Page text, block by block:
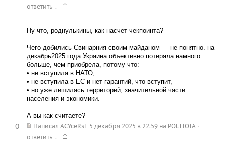
ответить .
Ну что, роднулькины, как насчет чекпоинта?
Чего добились Свинарния своим майданом — не понятно. на
декабрь2025 года Украина объективно потеряла намного
больше, чем приобрела, потому что:
• не вступила в НАТО,
• не вступила в ЕС и нет гарантий, что вступит,
• но уже лишилась территорий, значительной части
населения и экономики.
А вы как считаете?
Написал ACYceRsE 5 декабря 2025 в 22.59на POLITOTA ·
ответить .
0